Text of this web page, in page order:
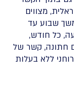
מצווים
שבוע עד
כל חודש,
חתונה, קשר של
ללא בעלות